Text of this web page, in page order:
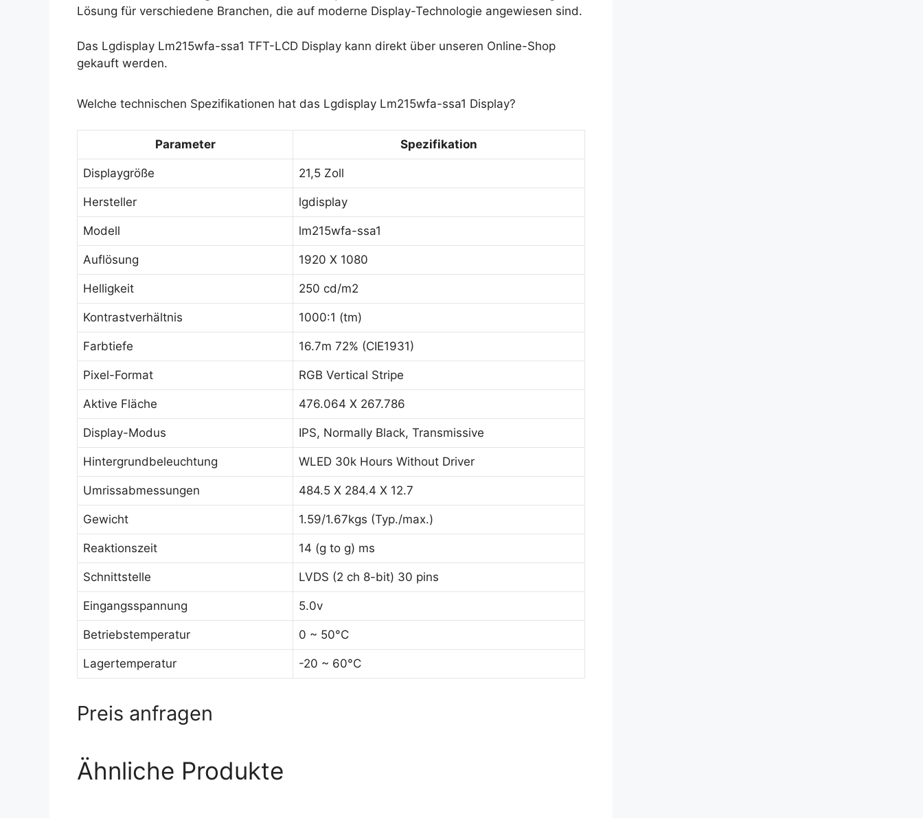
Lösung für verschiedene Branchen, die auf moderne Display-Technologie angewiesen sind.
Das Lgdisplay Lm215wfa-ssa1 TFT-LCD Display kann direkt über unseren Online-Shop
gekauft werden.
Welche technischen Spezifikationen hat das Lgdisplay Lm215wfa-ssa1 Display?
Parameter Spezifikation
Displaygröße 21,5 Zoll
Hersteller lgdisplay
Modell lm215wfa-ssa1
Auflösung 1920 X 1080
Helligkeit 250 cd/m2
Kontrastverhältnis 1000:1 (tm)
Farbtiefe 16.7m 72% (CIE1931)
Pixel-Format RGB Vertical Stripe
Aktive Fläche 476.064 X 267.786
Display-Modus IPS, Normally Black, Transmissive
Hintergrundbeleuchtung WLED 30k Hours Without Driver
Umrissabmessungen 484.5 X 284.4 X 12.7
Gewicht 1.59/1.67kgs (Typ./max.)
Reaktionszeit 14 (g to g) ms
Schnittstelle LVDS (2 ch 8-bit) 30 pins
Eingangsspannung 5.0v
Betriebstemperatur 0 ~ 50°C
Lagertemperatur -20 ~ 60°C
Preis anfragen
Ähnliche Produkte